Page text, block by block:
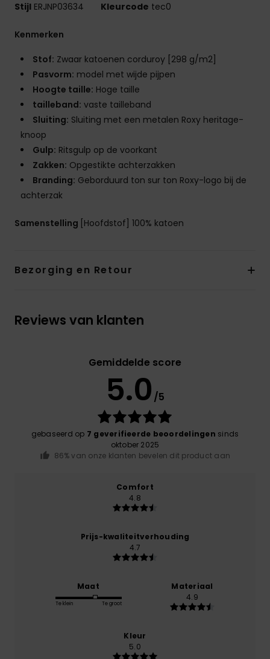
Stijl ERJNP03634 Kleurcode tec0
Kenmerken
Stof: Zwaar katoenen corduroy [298 g/m2]
Pasvorm: model met wijde pijpen
Hoogte taille: Hoge taille
tailleband: vaste tailleband
Sluiting: Sluiting met een metalen Roxy heritage-
knoop
Gulp: Ritsgulp op de voorkant
Zakken: Opgestikte achterzakken
Branding: Geborduurd ton sur ton Roxy-logo bij de
achterzak
Samenstelling [Hoofdstof] 100% katoen
Bezorging en Retour
Reviews van klanten
Gemiddelde score
5.0 /5
gebaseerd op 7 geverifieerde beoordelingen sinds
oktober 2025
86% van onze klanten bevelen dit product aan
Comfort
4.8
Prijs-kwaliteitverhouding
4.7
Maat
Te klein Te groot
Materiaal
4.9
Kleur
5.0